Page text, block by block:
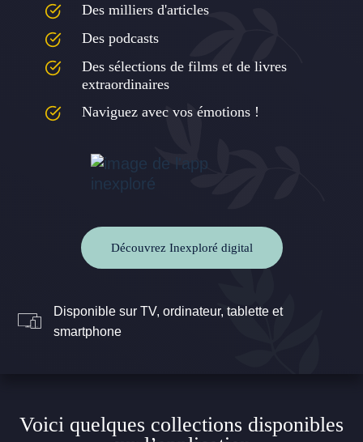
Des milliers d'articles
Des podcasts
Des sélections de films et de livres
extraordinaires
Naviguez avec vos émotions !
Découvrez Inexploré digital
Disponible sur TV, ordinateur, tablette et
smartphone
Voici quelques collections disponibles